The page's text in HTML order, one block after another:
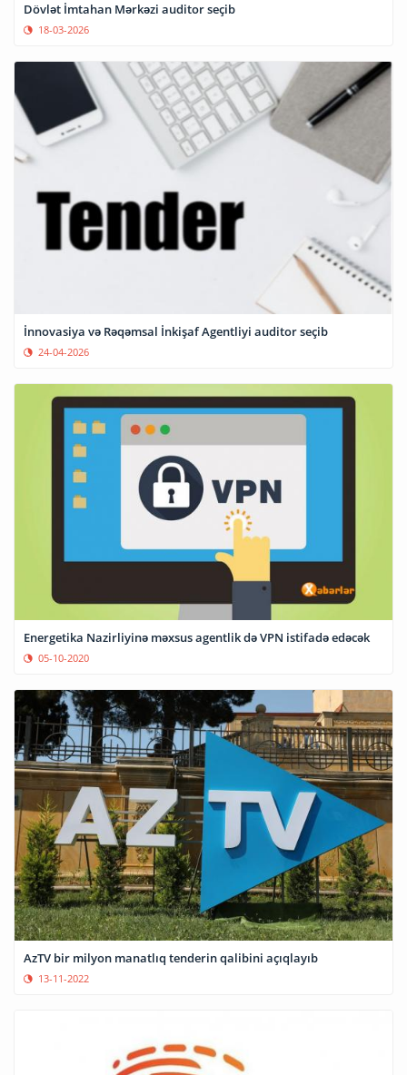
Dövlət İmtahan Mərkəzi auditor seçib
18-03-2026
İnnovasiya və Rəqəmsal İnkişaf Agentliyi auditor seçib
24-04-2026
Energetika Nazirliyinə məxsus agentlik də VPN istifadə edəcək
05-10-2020
AzTV bir milyon manatlıq tenderin qalibini açıqlayıb
13-11-2022